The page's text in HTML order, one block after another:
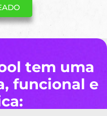
tem uma
funcional e